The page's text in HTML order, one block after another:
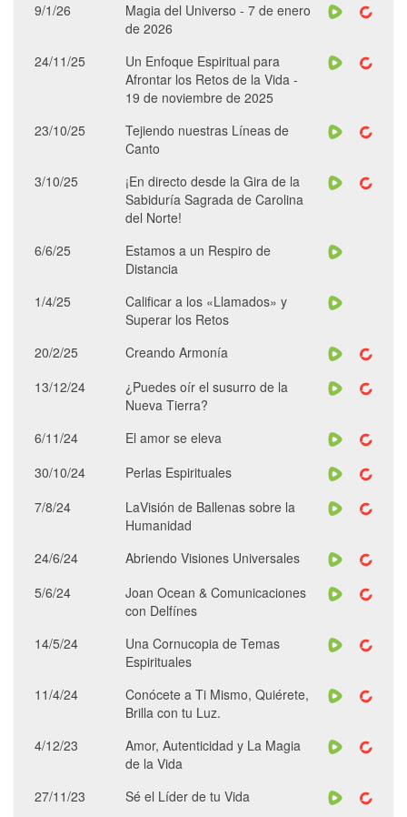
9/1/26
Magia del Universo - 7 de enero
de 2026
24/11/25
Un Enfoque Espiritual para
Afrontar los Retos de la Vida -
19 de noviembre de 2025
23/10/25
Tejiendo nuestras Líneas de
Canto
3/10/25
¡En directo desde la Gira de la
Sabiduría Sagrada de Carolina
del Norte!
6/6/25
Estamos a un Respiro de
Distancia
1/4/25
Calificar a los «Llamados» y
Superar los Retos
20/2/25
Creando Armonía
13/12/24
¿Puedes oír el susurro de la
Nueva Tierra?
6/11/24
El amor se eleva
30/10/24
Perlas Espirituales
7/8/24
LaVisión de Ballenas sobre la
Humanidad
24/6/24
Abriendo Visiones Universales
5/6/24
Joan Ocean & Comunicaciones
con Delfínes
14/5/24
Una Cornucopia de Temas
Espirituales
11/4/24
Conócete a Ti Mismo, Quiérete,
Brilla con tu Luz.
4/12/23
Amor, Autenticidad y La Magia
de la Vida
27/11/23
Sé el Líder de tu Vida